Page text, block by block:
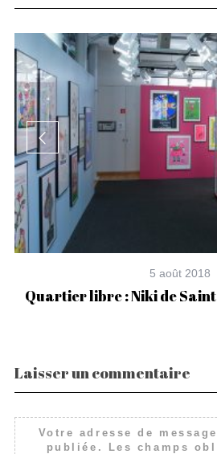
5 août 2018
Quartier libre : Niki de
Laisser un commentaire
Votre adresse de
publiée.
Les champs